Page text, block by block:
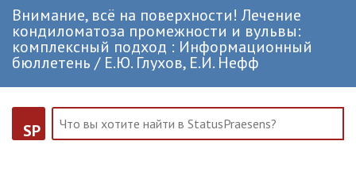
Внимание, всё на поверхности! Лечение
кондиломатоза промежности и вульвы:
комплексный подход : Информационный
бюллетень / Е.Ю. Глухов, Е.И. Нефф
SP